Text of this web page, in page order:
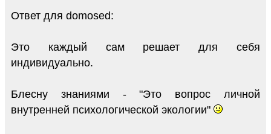
Ответ для domosed:
Это каждый сам решает для себя
индивидуально.
Блесну знаниями - "Это вопрос личной
внутренней психологической экологии"